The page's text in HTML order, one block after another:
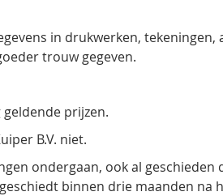
in drukwerken,
trouw gegeven.
prijzen.
B.V. niet.
ondergaan, ook al geschieden
binnen drie maanden na